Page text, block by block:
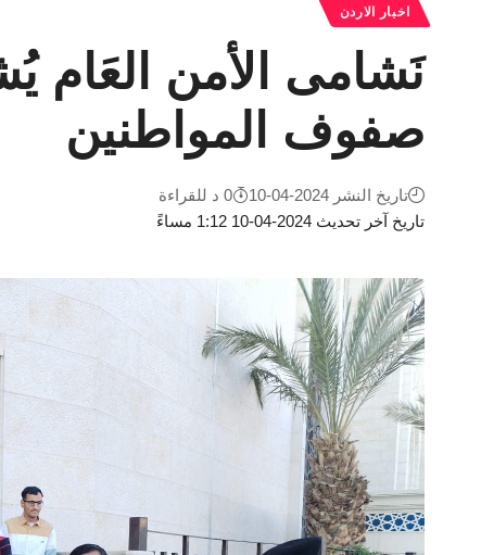
اخبار الاردن
نَشامى الأمن العَام
صفوف المواطنين
تاريخ آخر تحديث 2024-04-10 1:12 مساءً
تاريخ النشر 2024-04-10 0 د للقراءة